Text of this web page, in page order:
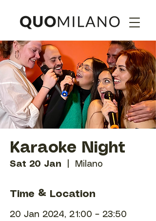
Karaoke Night
Sat 20 Jan Milano
Time & Location
20 Jan 2024, 21:00 – 23:50